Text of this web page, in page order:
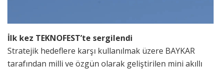
İlk kez TEKNOFEST’te sergilendi
Stratejik hedeflere karşı kullanılmak üzere BAYKAR
tarafından milli ve özgün olarak geliştirilen mini akıllı